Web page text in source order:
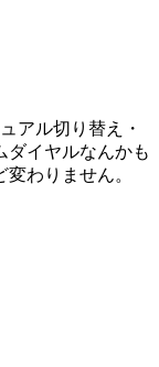
アル切り替え・
ダイヤルなんかも
わりません。